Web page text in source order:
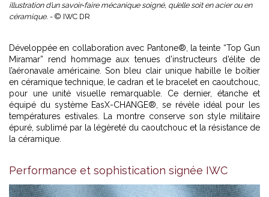
illustration d’un savoir‑faire mécanique soigné, qu’elle soit en acier ou en
céramique. - © IWC DR
Développée en collaboration avec Pantone®, la teinte “Top Gun
Miramar” rend hommage aux tenues d’instructeurs d’élite de
l’aéronavale américaine. Son bleu clair unique habille le boîtier
en céramique technique, le cadran et le bracelet en caoutchouc,
pour une unité visuelle remarquable. Ce dernier, étanche et
équipé du système EasX-CHANGE®, se révèle idéal pour les
températures estivales. La montre conserve son style militaire
épuré, sublimé par la légèreté du caoutchouc et la résistance de
la céramique.
Performance et sophistication signée IWC